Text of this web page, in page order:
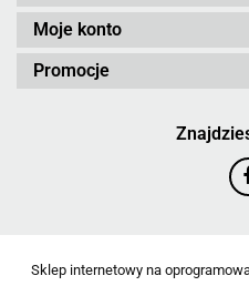
Moje konto
Promocje
Sklep internetowy na